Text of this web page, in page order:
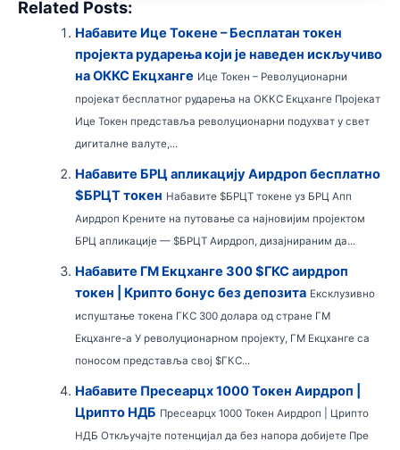
Related Posts:
Набавите Ице Токене – Бесплатан токен
пројекта рударења који је наведен искључиво
на ОККС Екцханге Ице Токен – Револуционарни
пројекат бесплатног рударења на ОККС Екцханге Пројекат
Ице Токен представља револуционарни подухват у свет
дигиталне валуте,...
Набавите БРЦ апликацију Аирдроп бесплатно
$БРЦТ токен Набавите $БРЦТ токене уз БРЦ Апп
Аирдроп Крените на путовање са најновијим пројектом
БРЦ апликације — $БРЦТ Аирдроп, дизајнираним да...
Набавите ГМ Екцханге 300 $ГКС аирдроп
токен | Крипто бонус без депозита Ексклузивно
испуштање токена ГКС 300 долара од стране ГМ
Екцханге-а У револуционарном пројекту, ГМ Екцханге са
поносом представља свој $ГКС...
Набавите Пресеарцх 1000 Токен Аирдроп |
Црипто НДБ Пресеарцх 1000 Токен Аирдроп | Црипто
НДБ Откључајте потенцијал да без напора добијете Пре